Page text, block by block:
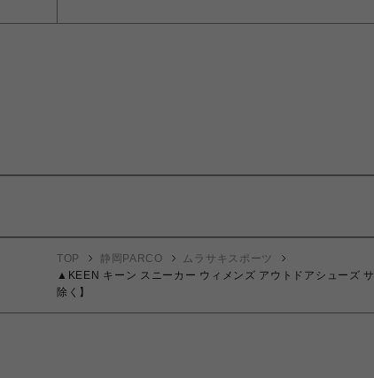
TOP 静岡PARCO
ムラサキスポーツ
▲KEEN キーン スニーカー ウィメンズ アウトドアシューズ
除く】